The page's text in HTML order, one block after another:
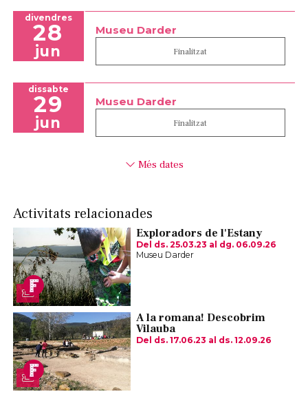
divendres
28
jun
Museu Darder
Finalitzat
dissabte
29
jun
Museu Darder
Finalitzat
Més dates
Activitats relacionades
Exploradors de l'Estany
Del ds. 25.03.23 al dg. 06.09.26
Museu Darder
A la romana! Descobrim
Vilauba
Del ds. 17.06.23 al ds. 12.09.26